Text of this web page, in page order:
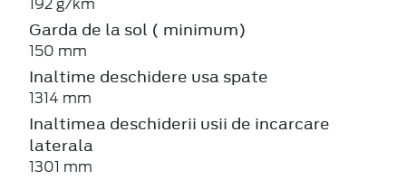
192 g/km
Garda de la sol ( minimum)
150 mm
Inaltime deschidere usa spate
1314 mm
Inaltimea deschiderii usii de incarcare
laterala
1301 mm